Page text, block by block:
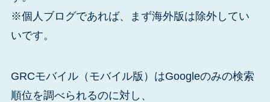
※個人ブログであれば、まず海外版は除外してい
いです。
GRCモバイル（モバイル版）はGoogleのみの検索
順位を調べられるのに対し、